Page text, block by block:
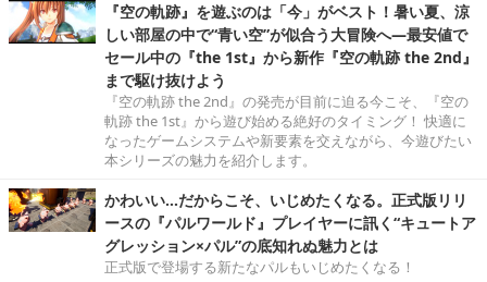
『空の軌跡』を遊ぶのは「今」がベスト！暑い夏、涼
しい部屋の中で“青い空”が似合う大冒険へ―最安値で
セール中の『the 1st』から新作『空の軌跡 the 2nd』
まで駆け抜けよう
『空の軌跡 the 2nd』の発売が目前に迫る今こそ、『空の
軌跡 the 1st』から遊び始める絶好のタイミング！ 快適に
なったゲームシステムや新要素を交えながら、今遊びたい
本シリーズの魅力を紹介します。
かわいい…だからこそ、いじめたくなる。正式版リリ
ースの『パルワールド』プレイヤーに訊く“キュートア
グレッション×パル”の底知れぬ魅力とは
正式版で登場する新たなパルもいじめたくなる！